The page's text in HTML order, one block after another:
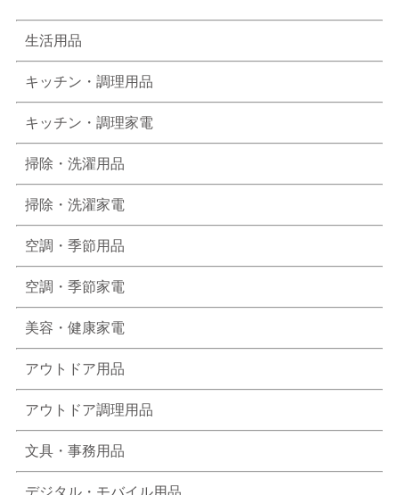
生活用品
キッチン・調理用品
キッチン・調理家電
掃除・洗濯用品
掃除・洗濯家電
空調・季節用品
空調・季節家電
美容・健康家電
アウトドア用品
アウトドア調理用品
文具・事務用品